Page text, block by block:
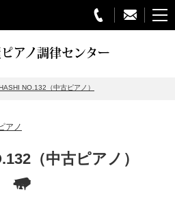
アノ調律センター
NO.132（中古ピアノ）
アノ
（中古ピアノ）